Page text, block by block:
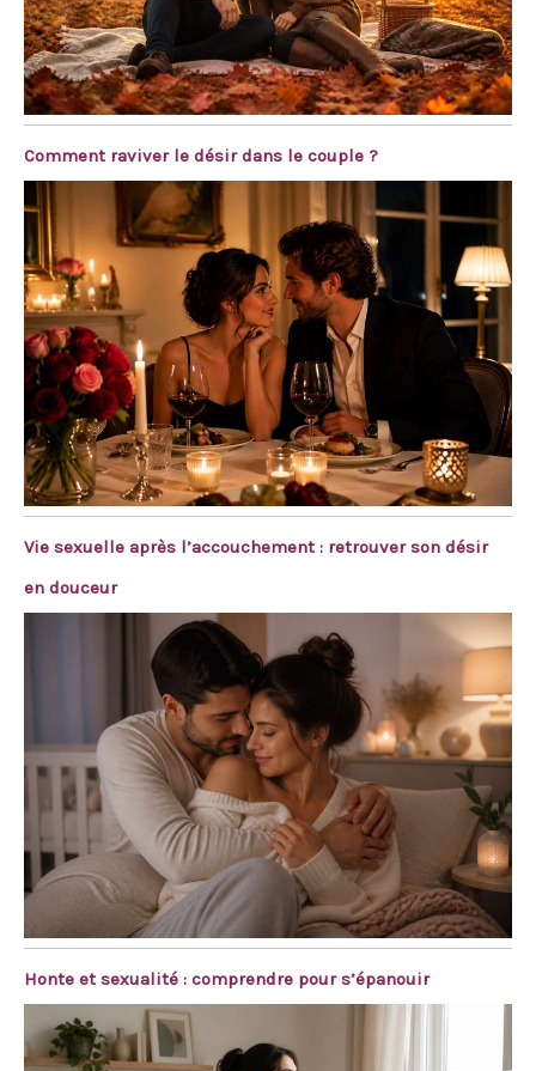
Comment raviver le désir dans le couple ?
Vie sexuelle après l’accouchement : retrouver son désir
en douceur
Honte et sexualité : comprendre pour s’épanouir